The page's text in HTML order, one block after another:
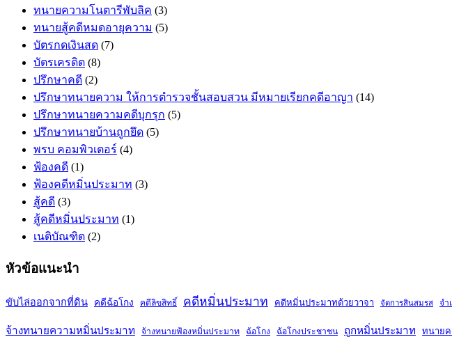
ทนายความโนตารีพับลิค (3)
ทนายสู้คดีหมดอายุความ (5)
บัตรกดเงินสด (7)
บัตรเครดิต (8)
ปรึกษาคดี (2)
ปรึกษาทนายความ ให้การตำรวจชั้นสอบสวน มีหมายเรียกคดีอาญา (14)
ปรึกษาทนายความคดีบุกรุก (5)
ปรึกษาทนายบ้านถูกยึด (5)
พรบ คอมพิวเตอร์ (4)
ฟ้องคดี (1)
ฟ้องคดีหมิ่นประมาท (3)
สู้คดี (3)
สู้คดีหมิ่นประมาท (1)
เนติบัณฑิต (2)
หัวข้อแนะนำ
ขับไล่ออกจากที่ดิน คดีฉ้อโกง คดีลิขสิทธิ์ คดีหมิ่นประมาท คดีหมิ่นประมาทด้วยวาจา จัดการสินสมรส จำ
จ้างทนายความหมิ่นประมาท จ้างทนายฟ้องหมิ่นประมาท ฉ้อโกง ฉ้อโกงประชาชน ถูกหมิ่นประมาท ทนายค